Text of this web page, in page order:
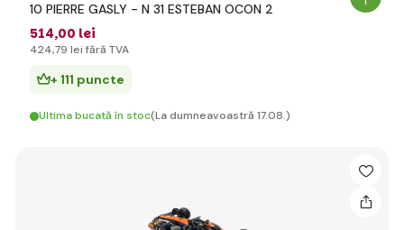
10 PIERRE GASLY - N 31 ESTEBAN OCON 2
514,00 lei
424,79 lei fără TVA
+ 111 puncte
Ultima bucată în stoc(La dumneavoastră 17.08.)